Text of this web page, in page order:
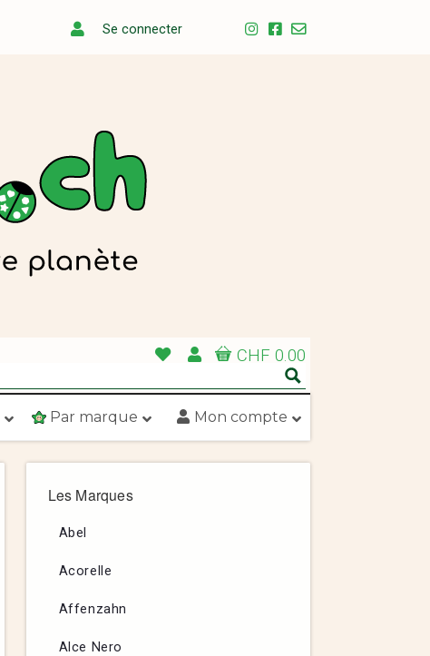
Se connecter
CHF 0.00
Par marque Mon compte
Les Marques
Abel
Acorelle
Affenzahn
Alce Nero